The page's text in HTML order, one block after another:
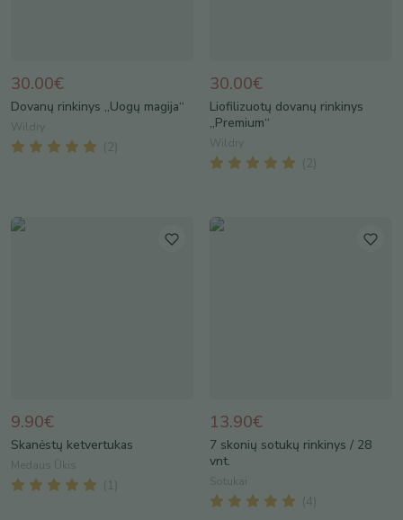
30.00€
Dovanų rinkinys „Uogų magija“
Wildry
( 2
30.00€
Liofilizuotų dovanų rinkinys
„Premium“
Wildry
( 2
9.90€
Skanėstų ketvertukas
Medaus Ūkis
( 1
13.90€
7 skonių sotukų rinkinys / 28
vnt.
Sotukai
( 4